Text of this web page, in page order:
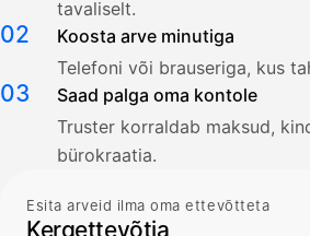
tavaliselt.
02
Koosta arve minutiga
Telefoni või brauseriga, kus
03
Saad palga oma kontole
Truster korraldab maksud,
bürokraatia.
Esita arveid ilma oma ettevõtteta
Kergettevõtja